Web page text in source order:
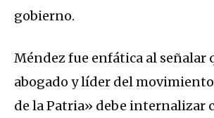
gobierno.
Méndez fue enfática al señalar
abogado y líder del
de la Patria» debe internalizar